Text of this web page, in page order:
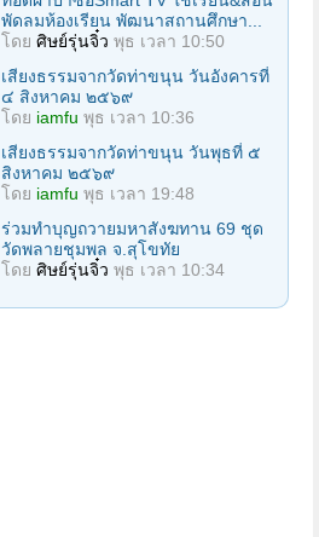
พัดลมห้องเรียน พัฒนาสถานศึกษา...
โดย ศิษย์รุ่นจิ๋ว พุธ เวลา 10:50
เสียงธรรมจากวัดท่าขนุน วันอังคารที่
๔ สิงหาคม ๒๕๖๙
โดย iamfu พุธ เวลา 10:36
เสียงธรรมจากวัดท่าขนุน วันพุธที่ ๕
สิงหาคม ๒๕๖๙
โดย iamfu พุธ เวลา 19:48
ร่วมทําบุญถวายมหาสังฆทาน 69 ชุด
วัดพลายชุมพล จ.สุโขทัย
โดย ศิษย์รุ่นจิ๋ว พุธ เวลา 10:34